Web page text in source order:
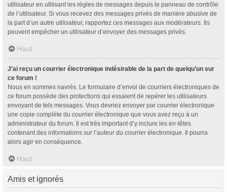
utilisateur en utilisant les règles de messages depuis le panneau de contrôle
de l’utilisateur. Si vous recevez des messages privés de manière abusive de
la part d’un autre utilisateur, rapportez ces messages aux modérateurs. Ils
peuvent empêcher un utilisateur d’envoyer des messages privés.
Haut
J’ai reçu un courrier électronique indésirable de la part de quelqu’un sur
ce forum !
Nous en sommes navrés. Le formulaire d’envoi de courriers électroniques de
ce forum possède des protections qui essaient de repérer les utilisateurs
envoyant de tels messages. Vous devriez envoyer par courrier électronique
une copie complète du courrier électronique que vous avez reçu à un
administrateur du forum. Il est très important d’y inclure les en-têtes
contenant des informations sur l’auteur du courrier électronique. Il pourra
alors agir en conséquence.
Haut
Amis et ignorés